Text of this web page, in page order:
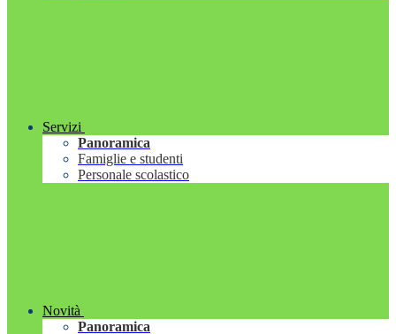
Servizi
Panoramica
Famiglie e studenti
Personale scolastico
Novità
Panoramica